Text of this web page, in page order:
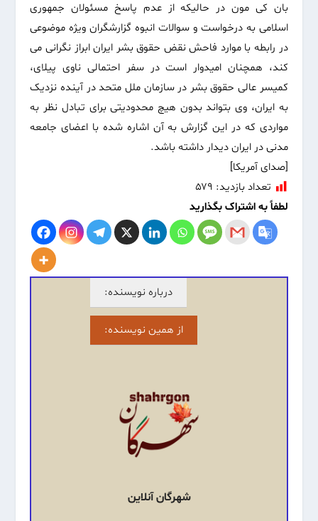
بان کی مون در حالیکه از عدم پاسخ مسئولان جمهوری
اسلامی به درخواست و سوالات انبوه گزارشگران ویژه موضوعی
در رابطه با موارد فاحش نقض حقوق بشر ایران ابراز نگرانی می
کند، همچنان امیدوار است در سفر احتمالی ناوی پیلای،
کمیسر عالی حقوق بشر در سازمان ملل متحد در آینده نزدیک
به ایران، وی بتواند بدون هیچ محدودیتی برای تبادل نظر به
مواردی که در این گزارش به آن اشاره شده با اعضای جامعه
مدنی در ایران دیدار داشته باشد.
[صدای آمریکا]
تعداد بازدید: ۵۷۹
لطفاً به اشتراک بگذارید
درباره نویسنده:
از همین نویسنده:
شهرگان آنلاین